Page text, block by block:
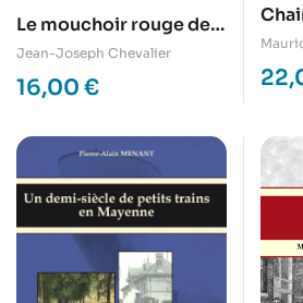
Le mouchoir rouge de
Cholet
Jean-Joseph Chevalier
16,00 €